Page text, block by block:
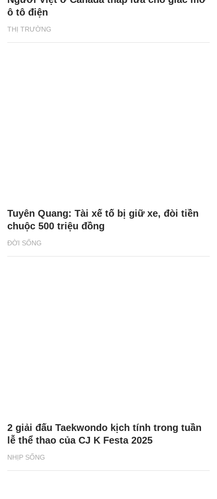
THỊ TRƯỜNG
ô tô điện
ĐỜI SỐNG
Tuyên Quang: Tài xế tố bị giữ xe, đòi tiền
chuộc 500 triệu đồng
NHỊP SỐNG
2 giải đấu Taekwondo kịch tính trong tuần
lễ thể thao của CJ K Festa 2025